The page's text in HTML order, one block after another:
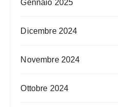
Gennaio 2025
Dicembre 2024
Novembre 2024
Ottobre 2024